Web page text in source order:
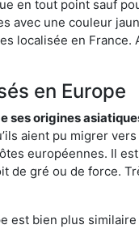
en tout point sauf
avec une couleur
localisée en
en Europe
ses origines
aient pu migrer
européennes. Il
de gré ou de force.
bien plus